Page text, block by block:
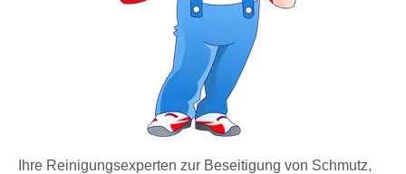
Ihre Reinigungsexperten zur Beseitigung von Schmutz,